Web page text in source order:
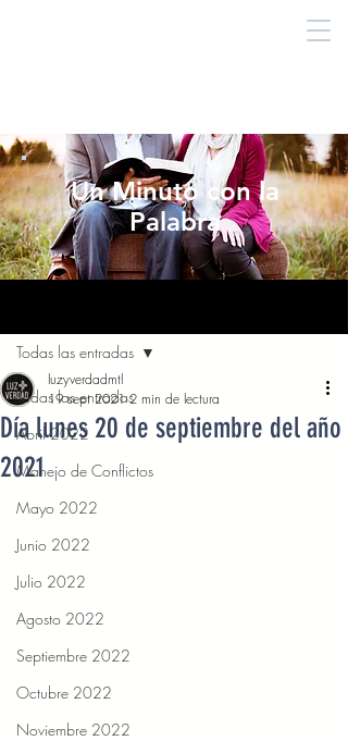
Un Minuto con la
Palabra
Todas las entradas
Abril 2022
Manejo de Conflictos
Mayo 2022
Junio 2022
Julio 2022
Agosto 2022
Septiembre 2022
Octubre 2022
Noviembre 2022
Todas las entradas
Día lunes 20 de septiembre del año
2021
luzyverdadmtl
19 sept 2021 2 min de lectura